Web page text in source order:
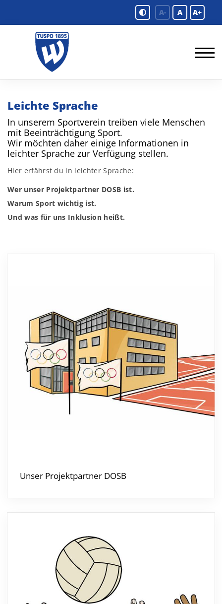
A- A A+
Leichte Sprache
In unserem Sportverein treiben viele Menschen
mit Beeinträchtigung Sport.
Wir möchten daher einige Informationen in
leichter Sprache zur Verfügung stellen.
Hier erfährst du in leichter Sprache:
Wer unser Projektpartner DOSB ist.
Warum Sport wichtig ist.
Und was für uns Inklusion heißt.
Unser Projektpartner DOSB